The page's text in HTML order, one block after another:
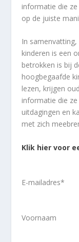
informatie die
op de juiste
In
kinderen is een
betrokken is bij
hoogbegaafde
lezen, krijgen
informatie die
uitdagingen en
met zich
Klik hier voor
E-mailadres*
Voornaam